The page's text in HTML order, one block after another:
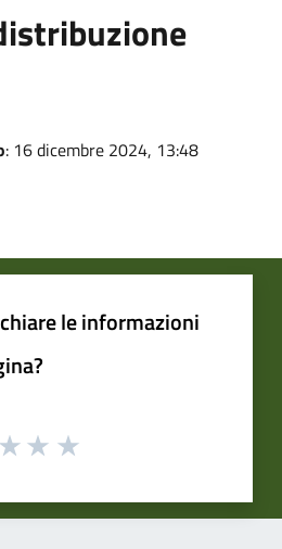
: 16 dicembre 2024, 13:48
le informazioni